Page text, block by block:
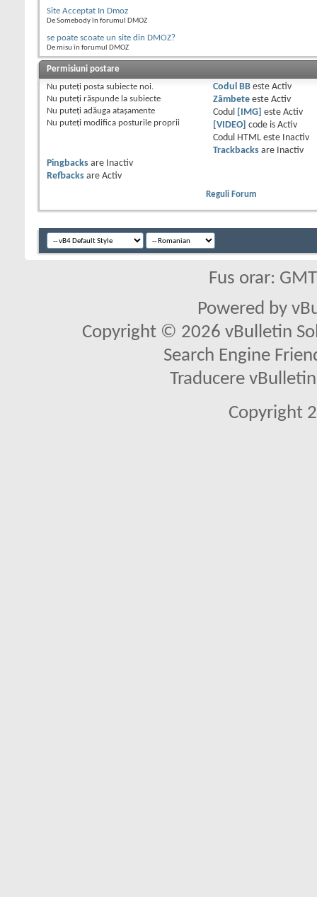
Site Acceptat In Dmoz
De Somebody în forumul DMOZ
se poate scoate un site din DMOZ?
De misu în forumul DMOZ
Permisiuni postare
Nu puteţi posta subiecte noi.
Nu puteţi răspunde la subiecte
Nu puteţi adăuga ataşamente
Nu puteţi modifica posturile proprii
Codul BBeste Activ
Zâmbeteeste Activ
Codul
[IMG] este Activ
[VIDEO]
code is Activ
Codul HTML este
Inactiv
Trackbacksare
Inactiv
Pingbacks are
Inactiv
Refbacks are Activ
Reguli Forum
Fus orar:
Powered by
Copyright © 2026 vBulletin
Search Engine
Traducere
Copyright